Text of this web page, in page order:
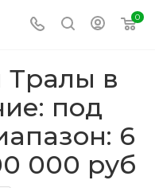
0
в
под
6
000 руб